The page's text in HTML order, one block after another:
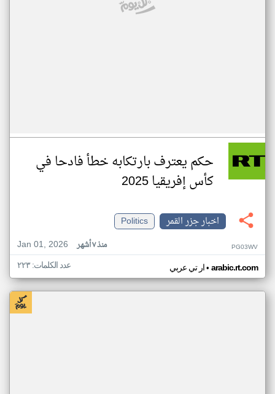
حكم يعترف بارتكابه خطأ فادحا في
كأس إفريقيا 2025
اخبار جزر القمر
Politics
Jan 01, 2026
منذ ٧ أشهر PG03WV
ار تي عربي• arabic.rt.com عدد الكلمات: ٢٢٣